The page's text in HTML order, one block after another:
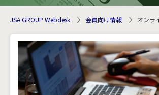
JSA GROUP Webdesk 会員向け情報 オンラ